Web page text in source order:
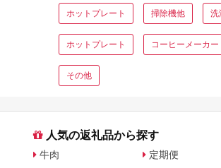
ホットプレート 掃除機他 洗
ホットプレート コーヒーメーカー
その他
人気の返礼品から探す
牛肉
定期便